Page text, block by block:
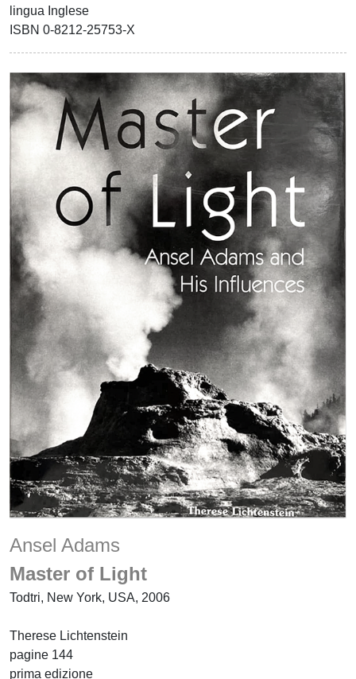
lingua Inglese
ISBN 0-8212-25753-X
Ansel Adams
Master of Light
Todtri, New York, USA, 2006
Therese Lichtenstein
pagine 144
prima edizione